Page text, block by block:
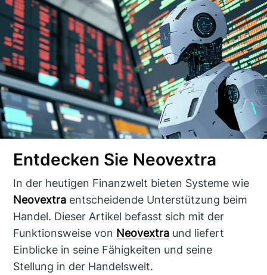
Entdecken Sie Neovextra
In der heutigen Finanzwelt bieten Systeme wie
Neovextra entscheidende Unterstützung beim
Handel. Dieser Artikel befasst sich mit der
Funktionsweise von Neovextra und liefert
Einblicke in seine Fähigkeiten und seine
Stellung in der Handelswelt.